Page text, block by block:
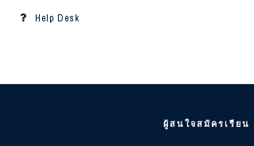
Help Desk
ผู้สนใจสมัครเรียน